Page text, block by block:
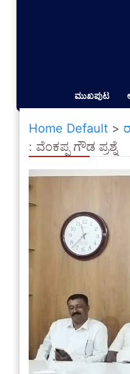
ಮುಖಪುಟ
Home Default >
: ವೆಂಕಪ್ಪ ಗೌಡ ಪ್ರಶ್ನೆ